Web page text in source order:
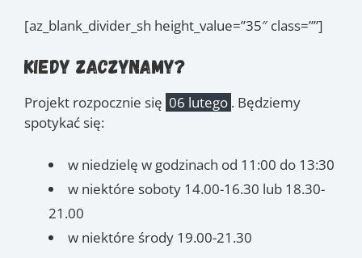
[az_blank_divider_sh height_value=”35″ class=””]
Kiedy zaczynamy?
Projekt rozpocznie się 06 lutego . Będziemy
spotykać się:
w niedzielę w godzinach od 11:00 do 13:30
w niektóre soboty 14.00-16.30 lub 18.30-
21.00
w niektóre środy 19.00-21.30